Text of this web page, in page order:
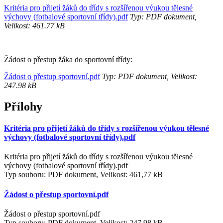
Kritéria pro přijetí žáků do třídy s rozšířenou výukou tělesné
výchovy (fotbalové sportovní třídy).pdfTyp: PDF dokument,
Velikost: 461.77 kB
Žádost o přestup žáka do sportovní třídy:
Žádost o přestup sportovní.pdfTyp: PDF dokument, Velikost:
247.98 kB
Přílohy
Kritéria pro přijetí žáků do třídy s rozšířenou výukou tělesné
výchovy (fotbalové sportovní třídy).pdf
Kritéria pro přijetí žáků do třídy s rozšířenou výukou tělesné
výchovy (fotbalové sportovní třídy).pdf
Typ souboru: PDF dokument, Velikost: 461,77 kB
Žádost o přestup sportovní.pdf
Žádost o přestup sportovní.pdf